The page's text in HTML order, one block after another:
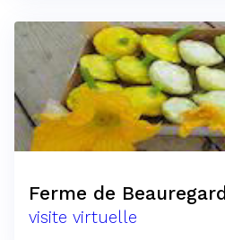
Ferme de Beauregard
visite virtuelle